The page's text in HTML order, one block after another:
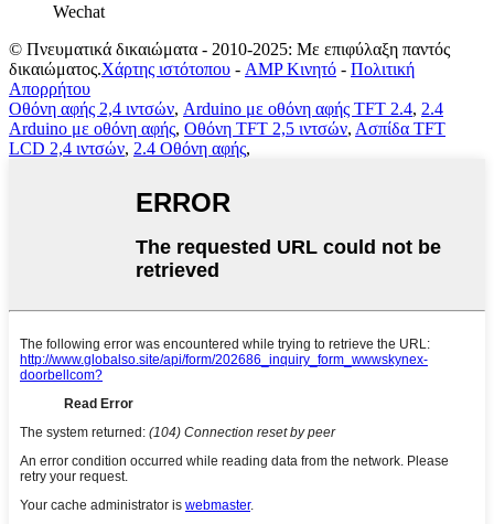
Wechat
© Πνευματικά δικαιώματα - 2010-2025: Με επιφύλαξη παντός
δικαιώματος.Χάρτης ιστότοπου - AMP Κινητό - Πολιτική
Απορρήτου
Οθόνη αφής 2,4 ιντσών, Arduino με οθόνη αφής TFT 2.4, 2.4
Arduino με οθόνη αφής, Οθόνη TFT 2,5 ιντσών, Ασπίδα TFT
LCD 2,4 ιντσών, 2.4 Οθόνη αφής,